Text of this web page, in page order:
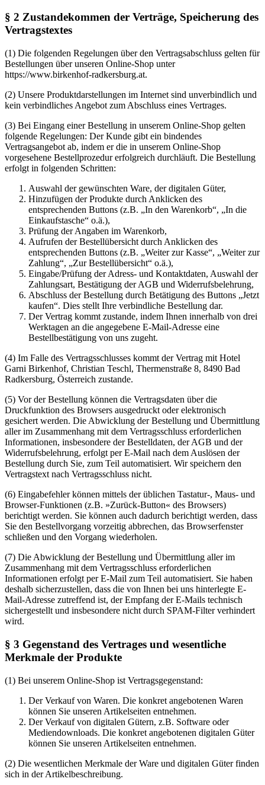
§ 2 Zustandekommen der Verträge, Speicherung des
Vertragstextes
(1) Die folgenden Regelungen über den Vertragsabschluss gelten für
Bestellungen über unseren Online-Shop unter
https://www.birkenhof-radkersburg.at.
(2) Unsere Produktdarstellungen im Internet sind unverbindlich und
kein verbindliches Angebot zum Abschluss eines Vertrages.
(3) Bei Eingang einer Bestellung in unserem Online-Shop gelten
folgende Regelungen: Der Kunde gibt ein bindendes
Vertragsangebot ab, indem er die in unserem Online-Shop
vorgesehene Bestellprozedur erfolgreich durchläuft. Die Bestellung
erfolgt in folgenden Schritten:
Auswahl der gewünschten Ware, der digitalen Güter,
Hinzufügen der Produkte durch Anklicken des
entsprechenden Buttons (z.B. „In den Warenkorb“, „In die
Einkaufstasche“ o.ä.),
Prüfung der Angaben im Warenkorb,
Aufrufen der Bestellübersicht durch Anklicken des
entsprechenden Buttons (z.B. „Weiter zur Kasse“, „Weiter zur
Zahlung“, „Zur Bestellübersicht“ o.ä.),
Eingabe/Prüfung der Adress- und Kontaktdaten, Auswahl der
Zahlungsart, Bestätigung der AGB und Widerrufsbelehrung,
Abschluss der Bestellung durch Betätigung des Buttons „Jetzt
kaufen“. Dies stellt Ihre verbindliche Bestellung dar.
Der Vertrag kommt zustande, indem Ihnen innerhalb von drei
Werktagen an die angegebene E-Mail-Adresse eine
Bestellbestätigung von uns zugeht.
(4) Im Falle des Vertragsschlusses kommt der Vertrag mit Hotel
Garni Birkenhof, Christian Teschl, Thermenstraße 8, 8490 Bad
Radkersburg, Österreich zustande.
(5) Vor der Bestellung können die Vertragsdaten über die
Druckfunktion des Browsers ausgedruckt oder elektronisch
gesichert werden. Die Abwicklung der Bestellung und Übermittlung
aller im Zusammenhang mit dem Vertragsschluss erforderlichen
Informationen, insbesondere der Bestelldaten, der AGB und der
Widerrufsbelehrung, erfolgt per E-Mail nach dem Auslösen der
Bestellung durch Sie, zum Teil automatisiert. Wir speichern den
Vertragstext nach Vertragsschluss nicht.
(6) Eingabefehler können mittels der üblichen Tastatur-, Maus- und
Browser-Funktionen (z.B. »Zurück-Button« des Browsers)
berichtigt werden. Sie können auch dadurch berichtigt werden, dass
Sie den Bestellvorgang vorzeitig abbrechen, das Browserfenster
schließen und den Vorgang wiederholen.
(7) Die Abwicklung der Bestellung und Übermittlung aller im
Zusammenhang mit dem Vertragsschluss erforderlichen
Informationen erfolgt per E-Mail zum Teil automatisiert. Sie haben
deshalb sicherzustellen, dass die von Ihnen bei uns hinterlegte E-
Mail-Adresse zutreffend ist, der Empfang der E-Mails technisch
sichergestellt und insbesondere nicht durch SPAM-Filter verhindert
wird.
§ 3 Gegenstand des Vertrages und wesentliche
Merkmale der Produkte
(1) Bei unserem Online-Shop ist Vertragsgegenstand:
Der Verkauf von Waren. Die konkret angebotenen Waren
können Sie unseren Artikelseiten entnehmen.
Der Verkauf von digitalen Gütern, z.B. Software oder
Mediendownloads. Die konkret angebotenen digitalen Güter
können Sie unseren Artikelseiten entnehmen.
(2) Die wesentlichen Merkmale der Ware und digitalen Güter finden
sich in der Artikelbeschreibung.